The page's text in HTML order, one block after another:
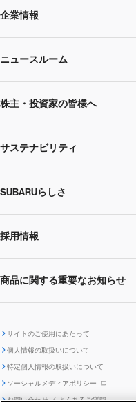
企業情報
企業情報トップ
SUBARUのありたい姿
SUBARU 2025方針
事業所・関係会社
ニュースルーム
ニュースルームトップ
ニュースリリース
株主・投資家の皆様へ
株主・投資家の皆様へトップ
企業・経営
IRライブラリー
株主・投資家サポート
IRカレンダー
ディスクロージャー
ポリシー
サステナビリティ
サステナビリティトップ
CEOサステナビリティ
環境
ガバナンス
SUBARUらしさ
SUBARUらしさトップ
SUBARUびと
SUBARUデザイン
採用情報
採用情報トップ
SUBARU Lab採用（中途）
商品に関する重要なお知らせ
SUBARU ハイブリッド車 レスキュ
ー時の取扱い
サイトのご使用にあたって
個人情報の取扱いについて
特定個人情報の取扱いについて
ソーシャルメディアポリシー
お問い合わせ ／ よくあるご質問